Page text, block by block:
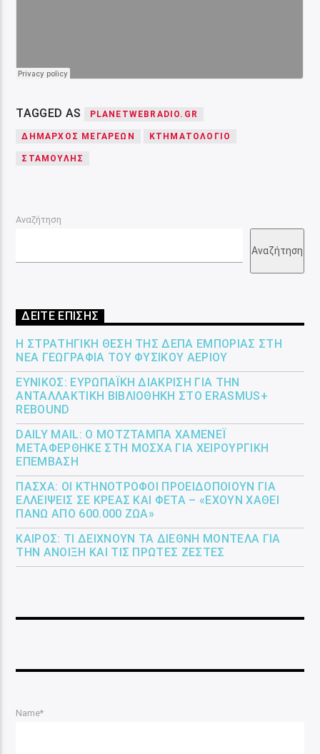
TAGGED AS PLANETWEBRADIO.GR
ΔΉΜΑΡΧΟΣ ΜΕΓΑΡΈΩΝ ΚΤΗΜΑΤΟΛΌΓΙΟ
ΣΤΑΜΟΎΛΗΣ
Αναζήτηση
Αναζήτηση
ΔΕΙΤΕ ΕΠΙΣΗΣ
Η ΣΤΡΑΤΗΓΙΚΉ ΘΈΣΗ ΤΗΣ ΔΕΠΑ ΕΜΠΟΡΊΑΣ ΣΤΗ
ΝΈΑ ΓΕΩΓΡΑΦΊΑ ΤΟΥ ΦΥΣΙΚΟΎ ΑΕΡΊΟΥ
ΕΎΝΙΚΟΣ: ΕΥΡΩΠΑΪΚΉ ΔΙΆΚΡΙΣΗ ΓΙΑ ΤΗΝ
ΑΝΤΑΛΛΑΚΤΙΚΉ ΒΙΒΛΙΟΘΉΚΗ ΣΤΟ ERASMUS+
REBOUND
DAILY MAIL: Ο ΜΟΤΖΤΆΜΠΑ ΧΑΜΕΝΕΪ́
ΜΕΤΑΦΈΡΘΗΚΕ ΣΤΗ ΜΌΣΧΑ ΓΙΑ ΧΕΙΡΟΥΡΓΙΚΉ
ΕΠΈΜΒΑΣΗ
ΠΆΣΧΑ: ΟΙ ΚΤΗΝΟΤΡΌΦΟΙ ΠΡΟΕΙΔΟΠΟΙΟΎΝ ΓΙΑ
ΕΛΛΕΊΨΕΙΣ ΣΕ ΚΡΈΑΣ ΚΑΙ ΦΈΤΑ – «ΈΧΟΥΝ ΧΑΘΕΊ
ΠΆΝΩ ΑΠΌ 600.000 ΖΏΑ»
ΚΑΙΡΌΣ: ΤΙ ΔΕΊΧΝΟΥΝ ΤΑ ΔΙΕΘΝΉ ΜΟΝΤΈΛΑ ΓΙΑ
ΤΗΝ ΆΝΟΙΞΗ ΚΑΙ ΤΙΣ ΠΡΏΤΕΣ ΖΈΣΤΕΣ
Name*